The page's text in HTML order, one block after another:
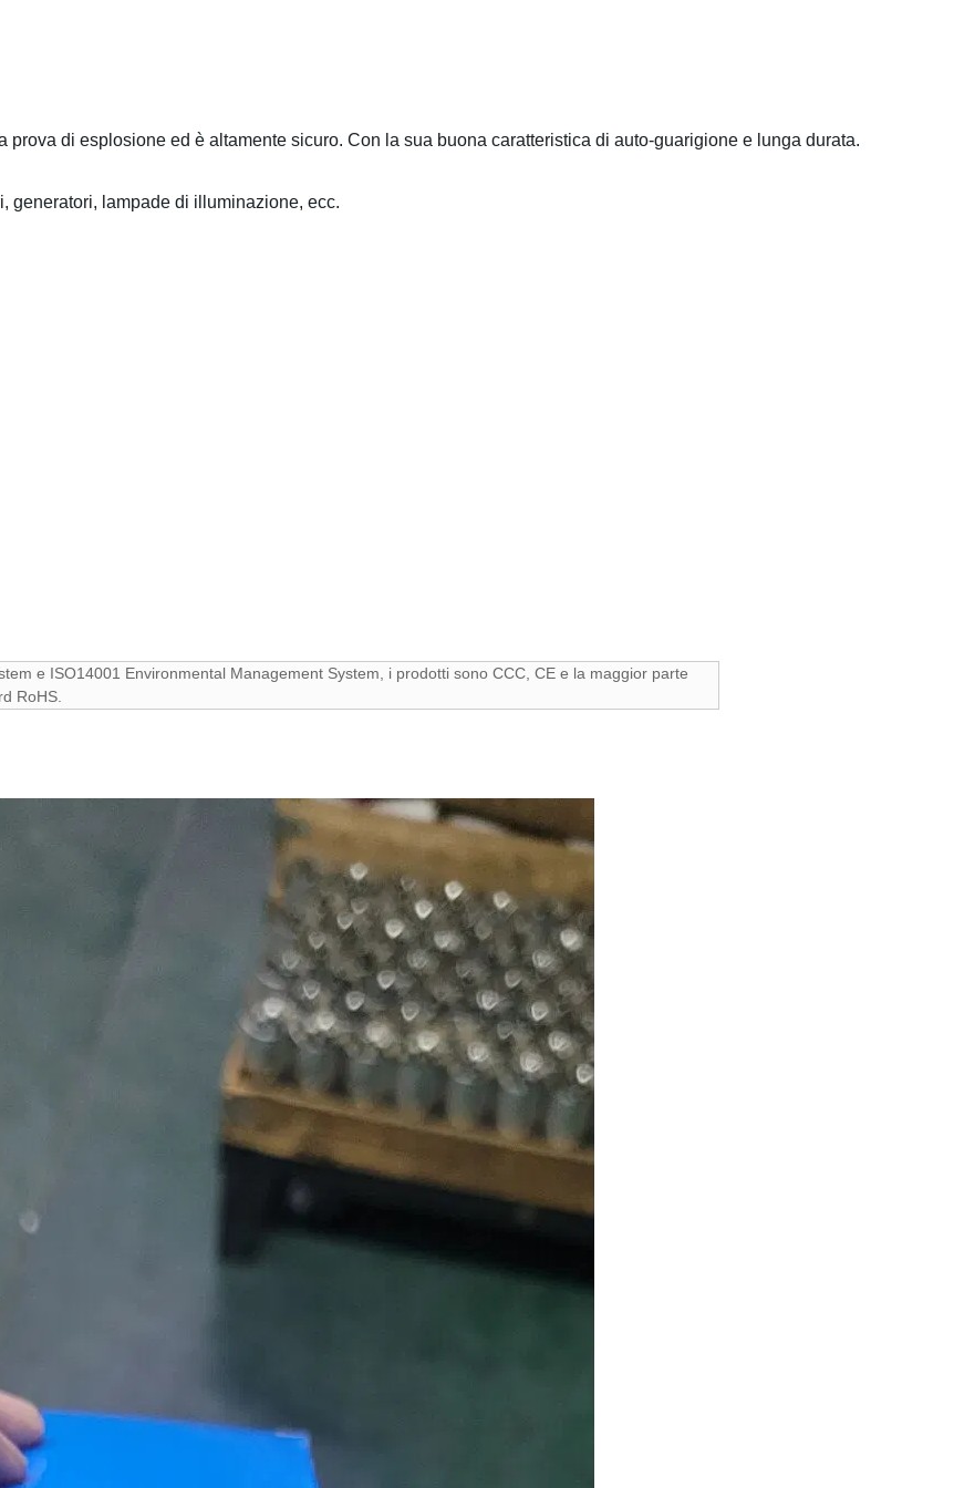
prova di esplosione ed è altamente sicuro. Con la sua buona caratteristica di auto-guarigione e lunga durata.
generatori, lampade di illuminazione, ecc.
e ISO14001 Environmental Management System, i prodotti sono CCC, CE e la maggior parte
RoHS.